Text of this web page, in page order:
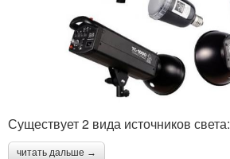
Существует 2 вида источников света:
читать дальше →